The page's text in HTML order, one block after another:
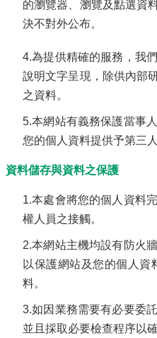
的瀏覽器、瀏覽及點選資
決不對外公布。
4.為提供精確的服務，我
說明文字呈現，除供內部
之資料。
5.本網站有義務保護當事
您的個人資料提供予第三
資料儲存與資料之保護
1.本處會將您的個人資料
權人員之接觸。
2.本網站主機均設有防火
以保護網站及您的個人
料。
3.如因業務需要有必要委
並且採取必要檢查程序以